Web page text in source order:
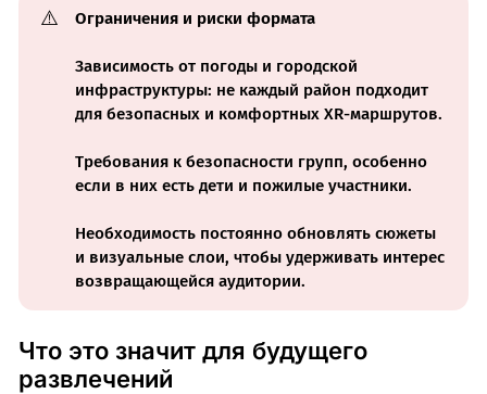
⚠️ Ограничения и риски формата
Зависимость от погоды и городской
инфраструктуры: не каждый район подходит
для безопасных и комфортных XR-маршрутов.
Требования к безопасности групп, особенно
если в них есть дети и пожилые участники.
Необходимость постоянно обновлять сюжеты
и визуальные слои, чтобы удерживать интерес
возвращающейся аудитории.
Что это значит для будущего
развлечений